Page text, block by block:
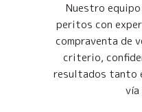
Nuestro
peritos con
compraventa de
criterio,
resultados tanto